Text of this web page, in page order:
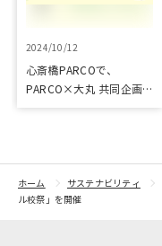
2024/10/12
心斎橋PARCOで、
PARCO×大丸 共同企画
開催！
ホーム サステナビリティ
ル校祭」を開催